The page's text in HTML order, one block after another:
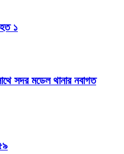
১
সদর মডেল থানার নবাগত